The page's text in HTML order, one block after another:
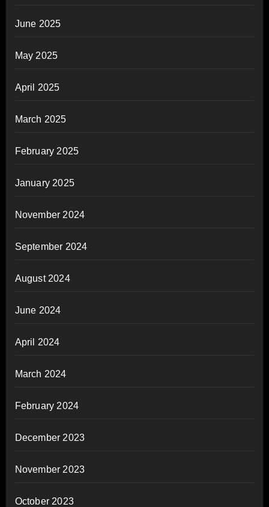
June 2025
May 2025
April 2025
March 2025
February 2025
January 2025
November 2024
September 2024
August 2024
June 2024
April 2024
March 2024
February 2024
December 2023
November 2023
October 2023